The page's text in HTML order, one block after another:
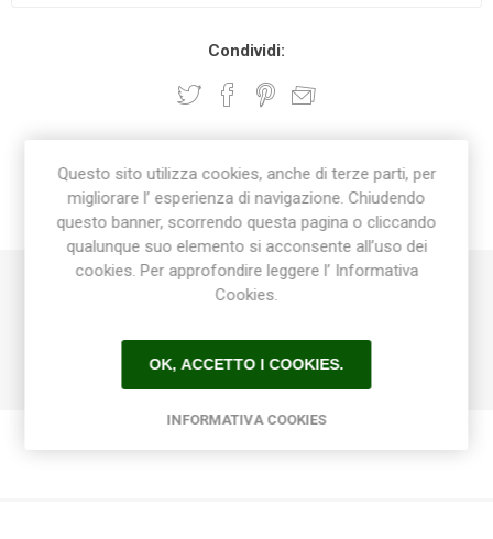
Condividi:
DESCRIZIONE
CONTATTI
Bussola di riduzione a incollaggio maschio femmina in PVC
Made in Italy
Questo sito utilizza cookies, anche di terze parti, per
migliorare l’ esperienza di navigazione. Chiudendo
questo banner, scorrendo questa pagina o cliccando
qualunque suo elemento si acconsente all’uso dei
cookies. Per approfondire leggere l’ Informativa
Cookies.
OK, ACCETTO I COOKIES.
INFORMATIVA COOKIES